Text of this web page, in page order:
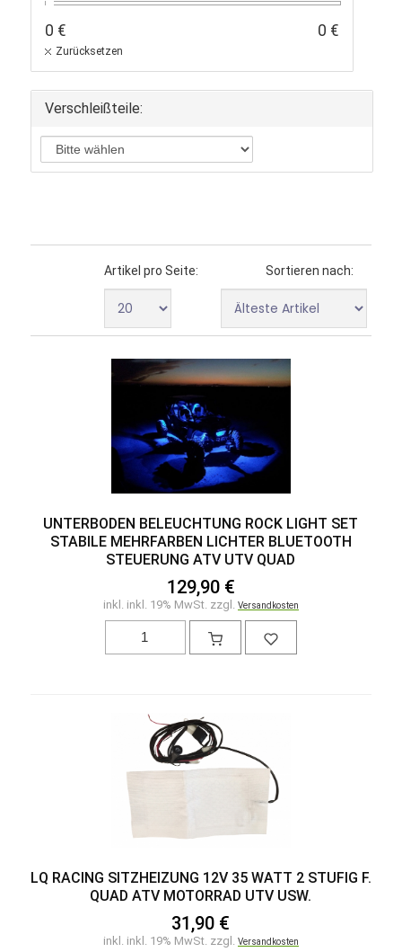
0 € 0 €
Zurücksetzen
Verschleißteile:
Sortieren nach:
Artikel pro Seite:
UNTERBODEN BELEUCHTUNG ROCK LIGHT SET
STABILE MEHRFARBEN LICHTER BLUETOOTH
STEUERUNG ATV UTV QUAD
129,90 €
inkl. inkl. 19% MwSt. zzgl. Versandkosten
LQ RACING SITZHEIZUNG 12V 35 WATT 2 STUFIG F.
QUAD ATV MOTORRAD UTV USW.
31,90 €
inkl. inkl. 19% MwSt. zzgl. Versandkosten